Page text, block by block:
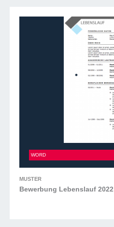
Bewerbung Lebenslauf 2022